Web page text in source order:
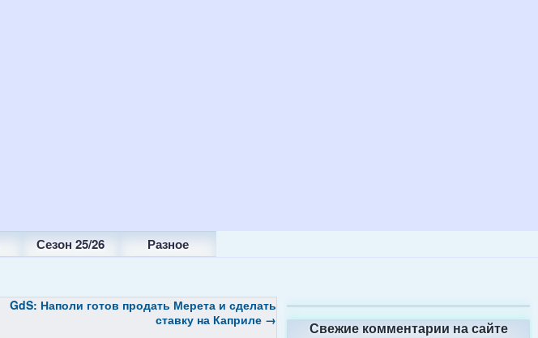
Сезон 25/26 Разное
GdS: Наполи готов продать Мерета и сделать
ставку на Каприле → Свежие комментарии на сайте